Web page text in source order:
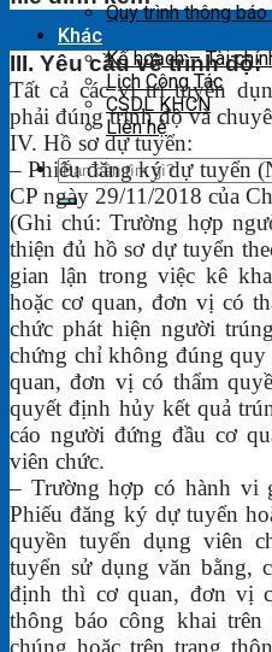
Quy trình thông
Khác
Kế hoạch – Tài
Lịch Công Tác
CSDL KHCN
Liên hệ
III. Yêu cầu về trình độ:
Tất cả các vị trí tuyển
phải đúng trình độ và
IV. Hồ sơ dự tuyển:
– Phiếu đăng ký dự tuyển
CP ngày 29/11/2018 của
(Ghi chú: Trường hợp
thiện đủ hồ sơ dự tuyển
gian lận trong việc kê
hoặc cơ quan, đơn vị có
chức phát hiện người
chứng chỉ không đúng
quan, đơn vị có thẩm
quyết định hủy kết quả
cáo người đứng đầu cơ
viên chức.
– Trường hợp có hành vi
Phiếu đăng ký dự tuyển
quyền tuyển dụng viên
tuyển sử dụng văn bằng,
định thì cơ quan, đơn vị
thông báo công khai
chúng hoặc trên trang